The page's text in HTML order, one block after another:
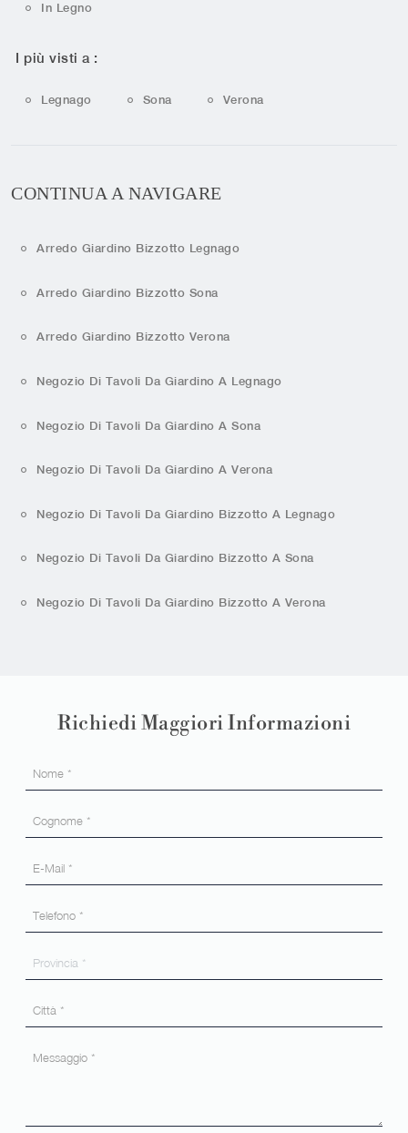
In Legno
I più visti a :
Legnago Sona Verona
CONTINUA A NAVIGARE
Arredo Giardino Bizzotto Legnago
Arredo Giardino Bizzotto Sona
Arredo Giardino Bizzotto Verona
Negozio Di Tavoli Da Giardino A Legnago
Negozio Di Tavoli Da Giardino A Sona
Negozio Di Tavoli Da Giardino A Verona
Negozio Di Tavoli Da Giardino Bizzotto A Legnago
Negozio Di Tavoli Da Giardino Bizzotto A Sona
Negozio Di Tavoli Da Giardino Bizzotto A Verona
Richiedi Maggiori Informazioni